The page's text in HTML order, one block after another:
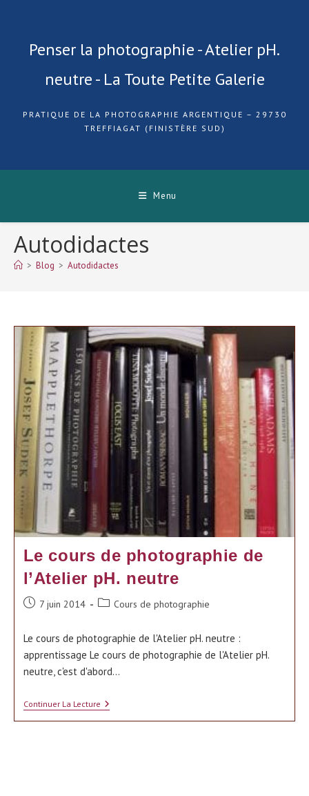
Penser la photographie - Atelier pH.
neutre - La Toute Petite Galerie
PRATIQUE DE LA PHOTOGRAPHIE ARGENTIQUE – 29730
TREFFIAGAT (FINISTÈRE SUD)
Menu
Autodidactes
> Blog > Autodidactes
Le cours de photographie de
l’Atelier pH. neutre
Publication
7 juin 2014
PostCours de photographie
Le cours de photographie de l'Atelier pH. neutre :
apprentissage Le cours de photographie de l'Atelier pH.
neutre, c'est d'abord…
Continuer La LectureLe